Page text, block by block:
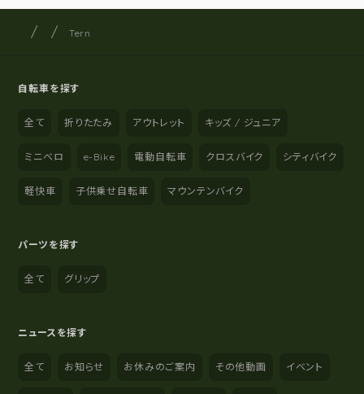
サイト内の現在地
サイクルショップナカゴヤ
Tern
自転車を探す
全て 折りたたみ アウトレット キッズ / ジュニア
ミニベロ e-Bike 電動自転車 クロスバイク シティバイク
軽快車 子供乗せ自転車 マウンテンバイク
パーツを探す
全て グリップ
ニュースを探す
全て お知らせ お休みのご案内 その他動画 イベント